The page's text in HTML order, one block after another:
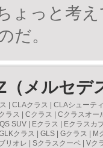
ょっと考
だ。
（メルセデ
CLAクラス
CLAシューテ
ラス Cクラス
Cクラスオー
SUV Eクラス
Eクラスカ
クラス GLS Gクラス
M
リオレ Sクラスクーペ
Vク